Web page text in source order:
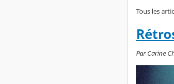
Tous les
Par Carine